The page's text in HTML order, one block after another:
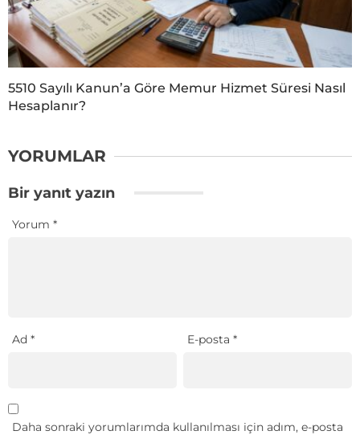
5510 Sayılı Kanun’a Göre Memur Hizmet Süresi Nasıl
Hesaplanır?
YORUMLAR
Bir yanıt yazın
Yorum *
Ad * E-posta*
Daha sonraki yorumlarımda kullanılması için adım, e-posta